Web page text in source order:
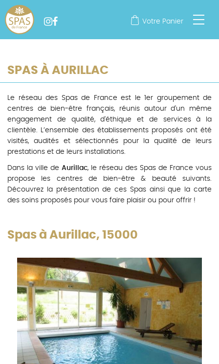
Votre Panier
SPAS À AURILLAC
Le réseau des Spas de France est le 1er groupement de
centres de bien-être français, réunis autour d'un même
engagement de qualité, d'éthique et de services à la
clientèle. L’ensemble des établissements proposés ont été
visités, audités et sélectionnés pour la qualité de leurs
prestations et de leurs installations.
Dans la ville de Aurillac, le réseau des Spas de France vous
propose les centres de bien-être & beauté suivants.
Découvrez la présentation de ces Spas ainsi que la carte
des soins proposés pour vous faire plaisir ou pour offrir !
Spas à Aurillac, 15000